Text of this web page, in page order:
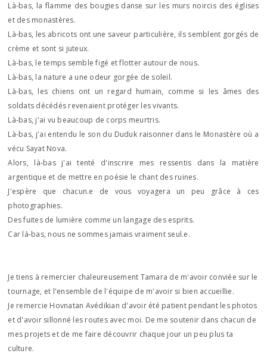
Là-bas, la flamme des bougies danse sur les murs noircis des églises
et des monastères.
Là-bas, les abricots ont une saveur particulière, ils semblent gorgés de
crème et sont si juteux.
Là-bas, le temps semble figé et flotter autour de nous.
Là-bas, la nature a une odeur gorgée de soleil.
Là-bas, les chiens ont un regard humain, comme si les âmes des
soldats décédés revenaient protéger les vivants.
Là-bas, j'ai vu beaucoup de corps meurtris.
Là-bas, j'ai entendu le son du Duduk raisonner dans le Monastère où a
vécu Sayat Nova.
Alors, là-bas j'ai tenté d'inscrire mes ressentis dans la matière
argentique et de mettre en poésie le chant des ruines.
J'espère que chacun.e de vous voyagera un peu grâce à ces
photographies.
Des fuites de lumière comme un langage des esprits.
Car là-bas, nous ne sommes jamais vraiment seul.e.
Je tiens à remercier chaleureusement Tamara de m'avoir conviée sur le
tournage, et l'ensemble de l'équipe de m'avoir si bien accueillie.
Je remercie Hovnatan Avédikian d'avoir été patient pendant les photos
et d'avoir sillonné les routes avec moi. De me soutenir dans chacun de
mes projets et de me faire découvrir chaque jour un peu plus ta
culture.